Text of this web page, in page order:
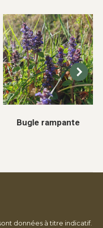
Bugle rampante
données à titre indicatif.